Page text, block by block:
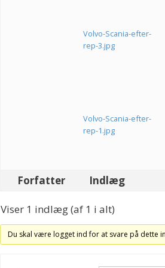
Volvo-Scania-efter-
rep-3.jpg
Volvo-Scania-efter-
rep-1.jpg
Forfatter Indlæg
Viser 1 indlæg (af 1 i alt)
Du skal være logget ind for at svare på dette